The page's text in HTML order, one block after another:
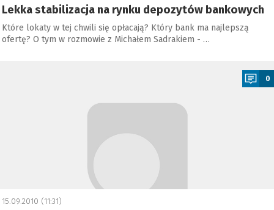
Lekka stabilizacja na rynku depozytów bankowych
Które lokaty w tej chwili się opłacają? Który bank ma najlepszą
ofertę? O tym w rozmowie z Michałem Sadrakiem - …
0
15.09.2010 (11:31)